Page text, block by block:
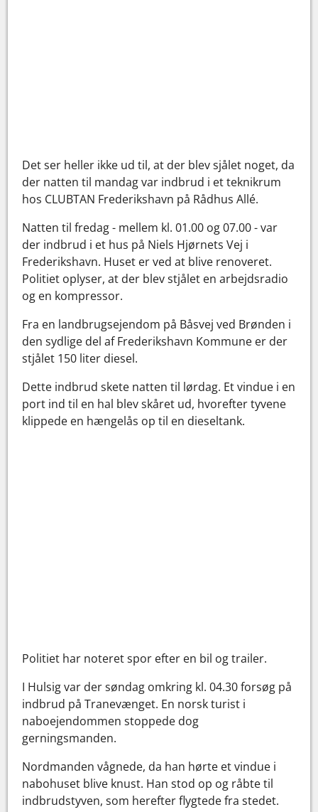
Det ser heller ikke ud til, at der blev sjålet noget, da
der natten til mandag var indbrud i et teknikrum
hos CLUBTAN Frederikshavn på Rådhus Allé.
Natten til fredag - mellem kl. 01.00 og 07.00 - var
der indbrud i et hus på Niels Hjørnets Vej i
Frederikshavn. Huset er ved at blive renoveret.
Politiet oplyser, at der blev stjålet en arbejdsradio
og en kompressor.
Fra en landbrugsejendom på Båsvej ved Brønden i
den sydlige del af Frederikshavn Kommune er der
stjålet 150 liter diesel.
Dette indbrud skete natten til lørdag. Et vindue i en
port ind til en hal blev skåret ud, hvorefter tyvene
klippede en hængelås op til en dieseltank.
Politiet har noteret spor efter en bil og trailer.
I Hulsig var der søndag omkring kl. 04.30 forsøg på
indbrud på Tranevænget. En norsk turist i
naboejendommen stoppede dog
gerningsmanden.
Nordmanden vågnede, da han hørte et vindue i
nabohuset blive knust. Han stod op og råbte til
indbrudstyven, som herefter flygtede fra stedet.